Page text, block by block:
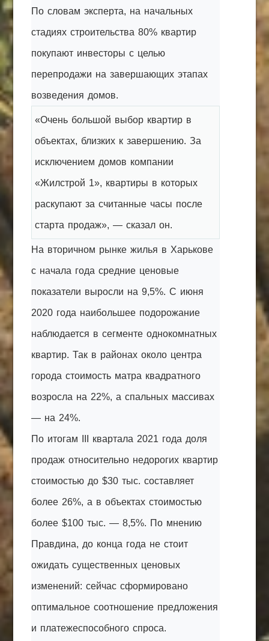
По словам эксперта, на начальных
стадиях строительства 80% квартир
покупают инвесторы с целью
перепродажи на завершающих этапах
возведения домов.
«Очень большой выбор квартир в
объектах, близких к завершению. За
исключением домов компании
«Жилстрой 1», квартиры в которых
раскупают за считанные часы после
старта продаж», — сказал он.
На вторичном рынке жилья в Харькове
с начала года средние ценовые
показатели выросли на 9,5%. С июня
2020 года наибольшее подорожание
наблюдается в сегменте однокомнатных
квартир. Так в районах около центра
города стоимость матра квадратного
возросла на 22%, а спальных массивах
— на 24%.
По итогам III квартала 2021 года доля
продаж относительно недорогих квартир
стоимостью до $30 тыс. составляет
более 26%, а в объектах стоимостью
более $100 тыс. — 8,5%. По мнению
Правдина, до конца года не стоит
ожидать существенных ценовых
изменений: сейчас сформировано
оптимальное соотношение предложения
и платежеспособного спроса.